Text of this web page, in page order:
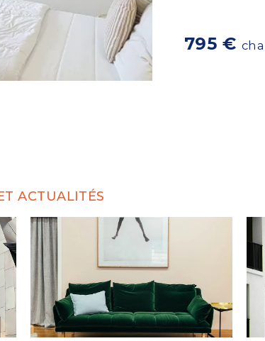
795 €
ACTUALITÉS